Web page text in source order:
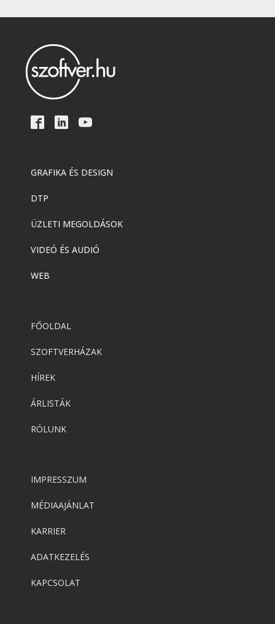
GRAFIKA ÉS DESIGN
DTP
ÜZLETI MEGOLDÁSOK
VIDEÓ ÉS AUDIÓ
WEB
FŐOLDAL
SZOFTVERHÁZAK
HÍREK
ÁRLISTÁK
RÓLUNK
IMPRESSZUM
MÉDIAAJÁNLAT
KARRIER
ADATKEZELÉS
KAPCSOLAT